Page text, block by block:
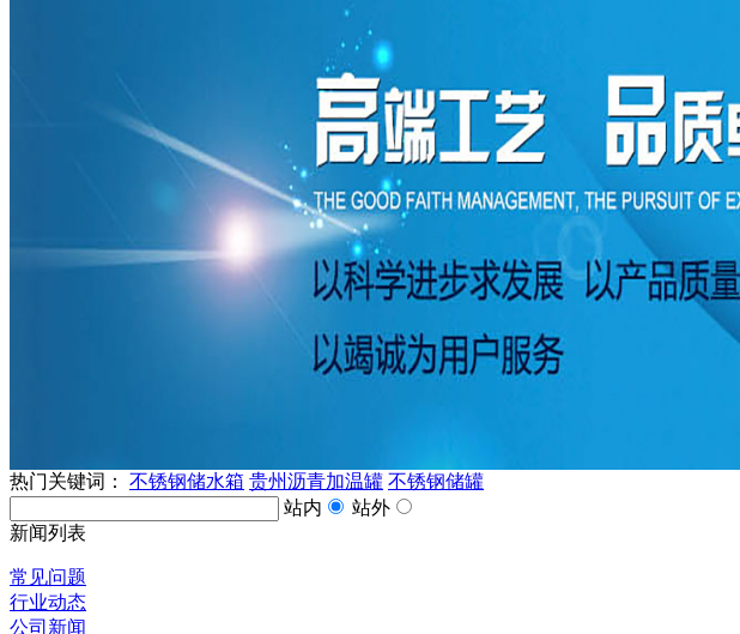
热门关键词： 不锈钢储水箱 贵州沥青加温罐 不锈钢储罐
站内
站外
新闻列表
常见问题
行业动态
公司新闻